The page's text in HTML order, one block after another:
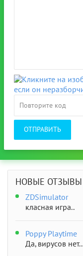
ОТПРАВИТЬ
НОВЫЕ ОТЗЫВЫ
ZDSimulator
класная игра..
Poppy Playtime
Да, вирусов нет..